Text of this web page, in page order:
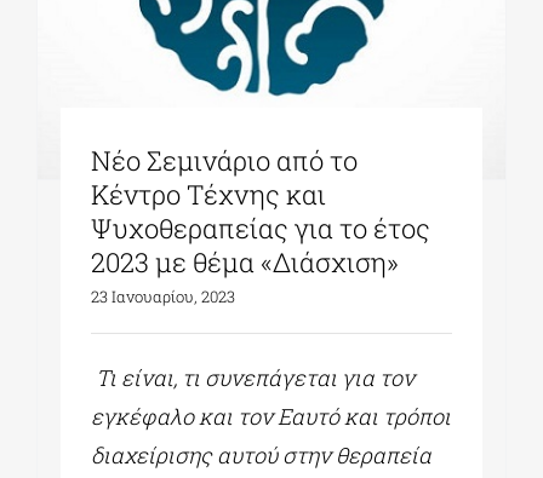
ΠΟΛΙΤΙΣΤΙΚΟΙ ΦΟΡΕΙΣ
ΕΚΔΗΛΩΣΕΙΣ
Νέο Σεμινάριο από το
Κέντρο Τέχνης και
Ψυχοθεραπείας για το έτος
2023 με θέμα «Διάσχιση»
23 Ιανουαρίου, 2023
Τι είναι, τι συνεπάγεται για τον
εγκέφαλο και τον Εαυτό και τρόποι
διαχείρισης αυτού στην θεραπεία